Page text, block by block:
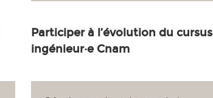
Participer à l’évolution du cursus
ingénieur·e Cnam